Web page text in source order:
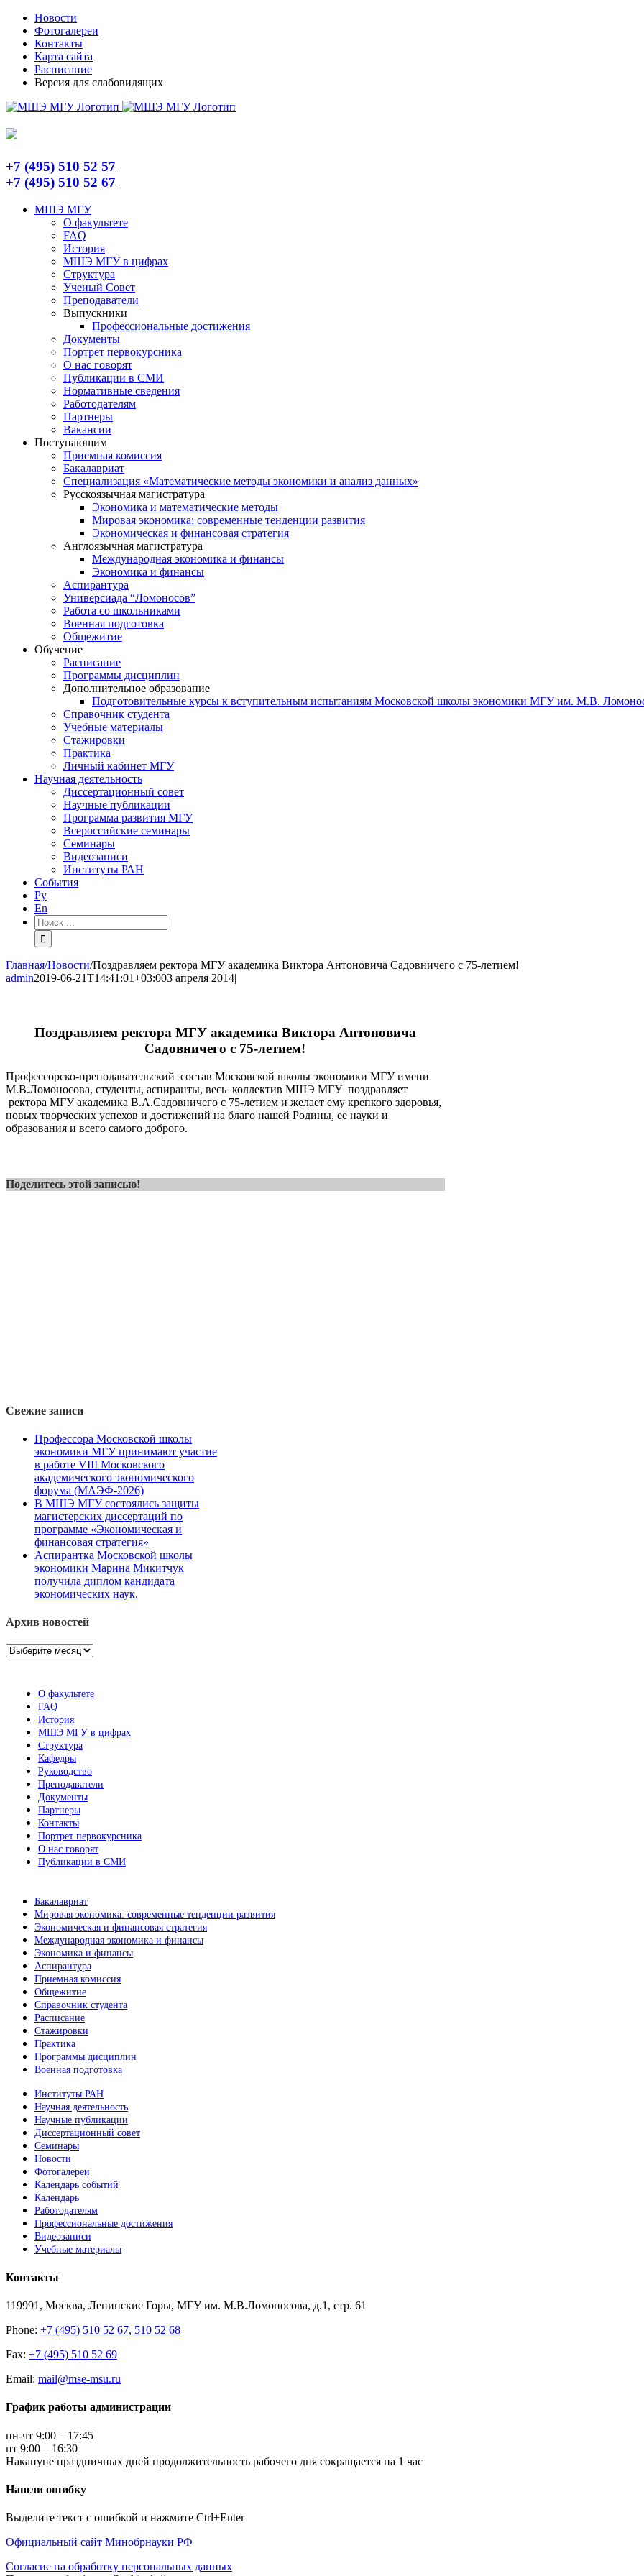
Skip
content
TelegramНовости
Фотогалереи
Контакты
Карта сайта
Расписание
Версия для слабовидящих
+7 (495) 510 52 57
+7 (495) 510 52 67
МШЭ МГУ
О факультете
FAQ
История
МШЭ МГУ в цифрах
Структура
Ученый Совет
Преподаватели
Выпускники
Профессиональные достижения
Документы
Портрет первокурсника
О нас говорят
Публикации в СМИ
Нормативные сведения
Работодателям
Партнеры
Вакансии
Поступающим
Приемная комиссия
Бакалавриат
Специализация «Математические методы экономики и анализ данных»
Русскоязычная магистратура
Экономика и математические методы
Мировая экономика: современные тенденции развития
Экономическая и финансовая стратегия
Англоязычная магистратура
Международная экономика и финансы
Экономика и финансы
Аспирантура
Универсиада “Ломоносов”
Работа со школьниками
Военная подготовка
Общежитие
Обучение
Расписание
Программы дисциплин
Дополнительное образование
Подготовительные курсы к вступительным испытаниям Московской школы экономики МГУ им. М.В.
Справочник студента
Учебные материалы
Стажировки
Практика
Личный кабинет МГУ
Научная деятельность
Диссертационный совет
Научные публикации
Программа развития МГУ
Всероссийские семинары
Семинары
Видеозаписи
Институты РАН
События
Ру
En
Результат
поиска:
Главная/Новости/Поздравляем ректора МГУ академика Виктора Антоновича Садовничего с 75-летием!
admin2019-06-21T14:41:01+03:003 апреля 2014|
Поздравляем ректора МГУ академика Виктора Антоновича
Садовничего с 75-летием!
Профессорско-преподавательский состав Московской школы экономики МГУ имени
М.В.Ломоносова, студенты, аспиранты, весь коллектив МШЭ МГУ поздравляет
ректора МГУ академика В.А.Садовничего с 75-летием и желает ему крепкого здоровья,
новых творческих успехов и достижений на благо нашей Родины, ее науки и
образования и всего самого доброго.
Поделитесь этой записью!
Свежие записи
Профессора Московской школы
экономики МГУ принимают участие
в работе VIII Московского
академического экономического
форума (МАЭФ-2026)
В МШЭ МГУ состоялись защиты
магистерских диссертаций по
программе «Экономическая и
финансовая стратегия»
Аспирантка Московской школы
экономики Марина Микитчук
получила диплом кандидата
экономических наук.
Архив новостей
Архив
О факультете
FAQ
История
МШЭ МГУ в цифрах
Структура
Кафедры
Руководство
Преподаватели
Документы
Партнеры
Контакты
Портрет первокурсника
О нас говорят
Публикации в СМИ
Бакалавриат
Мировая экономика: современные тенденции развития
Экономическая и финансовая стратегия
Международная экономика и финансы
Экономика и финансы
Аспирантура
Приемная комиссия
Общежитие
Справочник студента
Расписание
Стажировки
Практика
Программы дисциплин
Военная подготовка
Институты РАН
Научная деятельность
Научные публикации
Диссертационный совет
Семинары
Новости
Фотогалереи
Календарь событий
Календарь
Работодателям
Профессиональные достижения
Видеозаписи
Учебные материалы
Контакты
119991, Москва, Ленинские Горы, МГУ им. М.В.Ломоносова, д.1, стр. 61
Phone: +7 (495) 510 52 67, 510 52 68
Fax: +7 (495) 510 52 69
Email: mail@mse-msu.ru
График работы администрации
пн-чт 9:00 – 17:45
пт 9:00 – 16:30
Накануне праздничных дней продолжительность рабочего дня сокращается на 1 час
Нашли ошибку
Выделите текст с ошибкой и нажмите Ctrl+Enter
Официальный сайт Минобрнауки РФ
Согласие на обработку персональных данных